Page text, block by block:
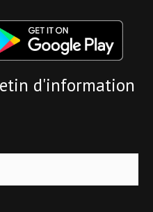
d'information